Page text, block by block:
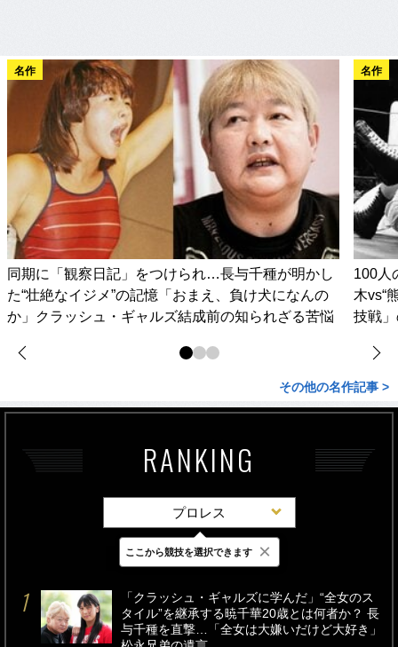
名作
同期に「観察日記」をつけられ…長与千種が明かし
た“壮絶なイジメ”の記憶「おまえ、負け犬になんの
か」クラッシュ・ギャルズ結成前の知られざる苦悩
名作
100人
木vs“
技戦
その他の名作記事 >
RANKING
プロレス
最新 24時間 週間
「クラッシュ・ギャルズに学んだ」“全女のス
タイル”を継承する暁千華20歳とは何者か？ 長
与千種を直撃…「全女は大嫌いだけど大好き」
ここから競技を選択できます ×